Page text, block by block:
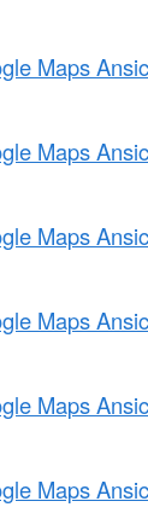
Maps
Maps
Maps
Maps
Maps
Maps